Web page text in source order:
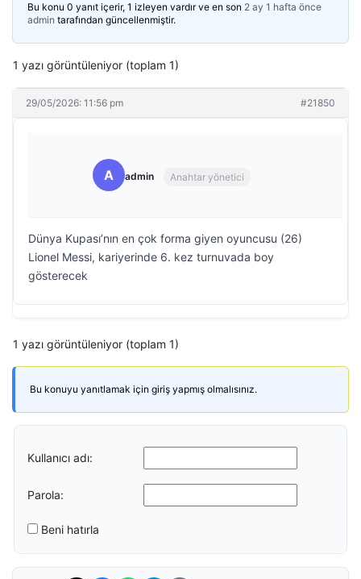
Bu konu 0 yanıt içerir, 1 izleyen vardır ve en son 2 ay 1 hafta önce
admin tarafından güncellenmiştir.
1 yazı görüntüleniyor (toplam 1)
29/05/2026: 11:56 pm #21850
A admin Anahtar yönetici
Dünya Kupası’nın en çok forma giyen oyuncusu (26)
Lionel Messi, kariyerinde 6. kez turnuvada boy
gösterecek
1 yazı görüntüleniyor (toplam 1)
Bu konuyu yanıtlamak için giriş yapmış olmalısınız.
Kullanıcı adı:
Parola:
Beni hatırla